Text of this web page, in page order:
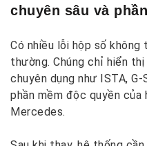
chuyên sâu và
Có nhiều lỗi hộp số
thường. Chúng chỉ hiển
chuyên dụng như ISTA,
phần mềm độc quyền của
Mercedes.